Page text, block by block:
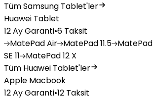
Tüm Samsung Tablet'ler
Huawei Tablet
12 Ay Garanti•6 Taksit
MatePadAir MatePad11.5 MatePad
SE 11
MatePad12 X
Tüm Huawei Tablet'ler
Apple Macbook
12 Ay Garanti•12 Taksit